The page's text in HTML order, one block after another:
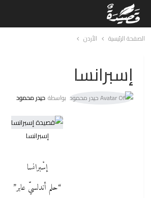
الصفحة الرئيسية الأردن
إسبرانسا
بواسطة حيدر محمود
إسبرانسا
إسْبرانسا
“حلم أندلسيّ عابر”